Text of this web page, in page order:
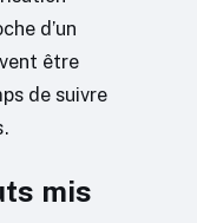
d’un
être
de suivre
mis